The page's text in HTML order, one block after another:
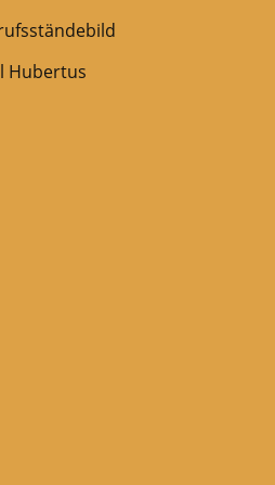
Hubertus